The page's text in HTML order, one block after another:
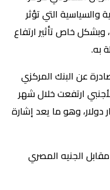
والسياسية التي تؤثر
وبشكل خاص تأثير ارتفاع
به.
عن البنك المركزي
ارتفعت خلال شهر
بنسبة 1.2% إلى 40.1 مليار دولار، وهو ما يعد إشارة
الجنيه المصري